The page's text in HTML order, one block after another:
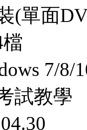
(單面
7/8/
試教學